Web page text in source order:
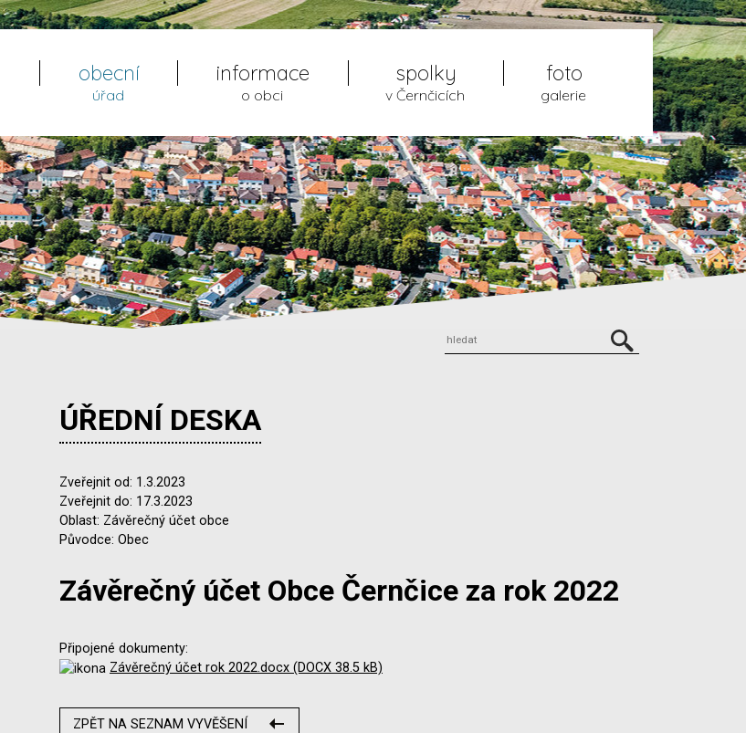
obecní
úřad
informace
o obci
spolky
v Černčicích
foto
galerie
ÚŘEDNÍ DESKA
Zveřejnit od: 1.3.2023
Zveřejnit do: 17.3.2023
Oblast: Závěrečný účet obce
Původce: Obec
Závěrečný účet Obce Černčice za rok 2022
Připojené dokumenty:
Závěrečný účet rok 2022.docx (DOCX 38.5 kB)
ZPĚT NA SEZNAM VYVĚŠENÍ